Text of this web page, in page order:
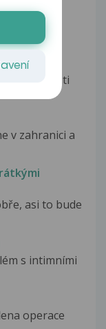
zad v oblasti
v zahranici a
asi to bude
s intimními
operace